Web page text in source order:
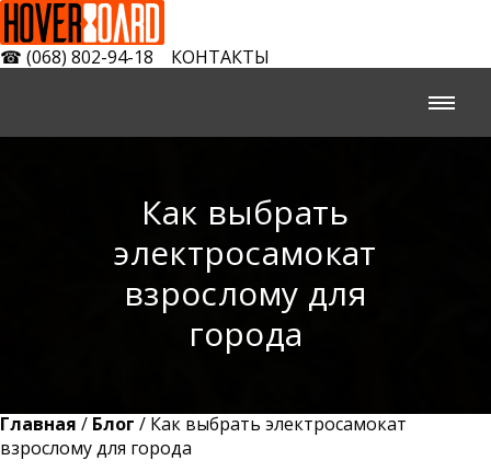
☎ (068) 802-94-18 КОНТАКТЫ
Как выбрать
электросамокат
взрослому для
города
Главная / Блог / Как выбрать электросамокат
взрослому для города